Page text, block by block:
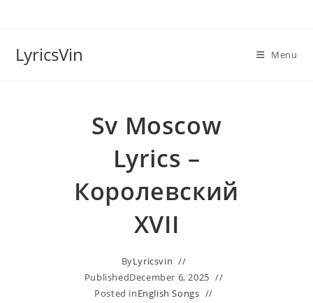
LyricsVin Menu
Sv Moscow
Lyrics –
Королевский
XVII
ByLyricsvin
PublishedDecember 6, 2025
Posted inEnglish Songs